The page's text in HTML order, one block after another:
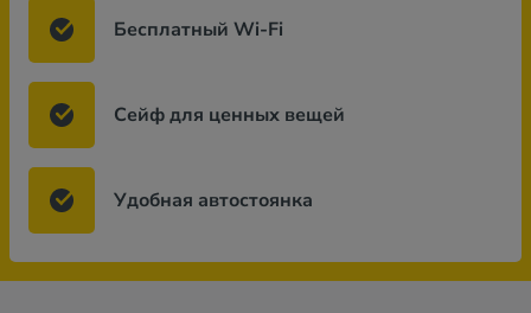
Бесплатный Wi-Fi
Сейф для ценных вещей
Удобная автостоянка